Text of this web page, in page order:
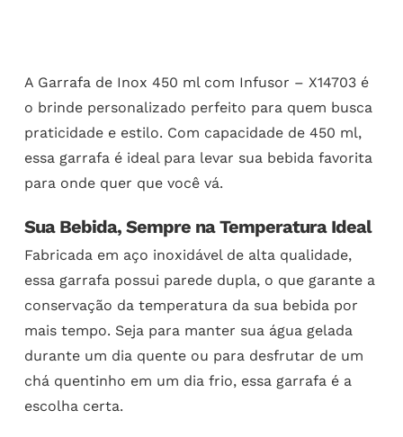
A Garrafa de Inox 450 ml com Infusor – X14703 é
o brinde personalizado perfeito para quem busca
praticidade e estilo. Com capacidade de 450 ml,
essa garrafa é ideal para levar sua bebida favorita
para onde quer que você vá.
Sua Bebida, Sempre na Temperatura Ideal
Fabricada em aço inoxidável de alta qualidade,
essa garrafa possui parede dupla, o que garante a
conservação da temperatura da sua bebida por
mais tempo. Seja para manter sua água gelada
durante um dia quente ou para desfrutar de um
chá quentinho em um dia frio, essa garrafa é a
escolha certa.